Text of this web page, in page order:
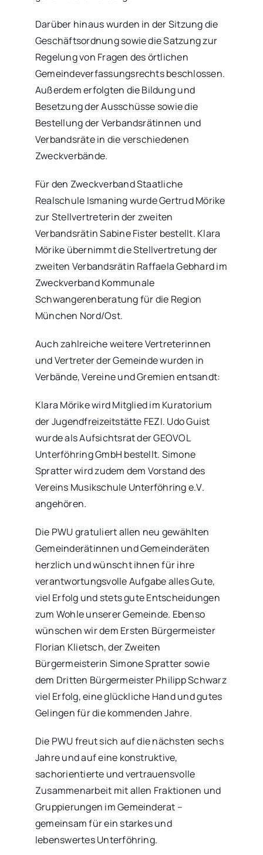
Darüber hinaus wurden in der Sitzung die
Geschäftsordnung sowie die Satzung zur
Regelung von Fragen des örtlichen
Gemeindeverfassungsrechts beschlossen.
Außerdem erfolgten die Bildung und
Besetzung der Ausschüsse sowie die
Bestellung der Verbandsrätinnen und
Verbandsräte in die verschiedenen
Zweckverbände.
Für den Zweckverband Staatliche
Realschule Ismaning wurde Gertrud Mörike
zur Stellvertreterin der zweiten
Verbandsrätin Sabine Fister bestellt. Klara
Mörike übernimmt die Stellvertretung der
zweiten Verbandsrätin Raffaela Gebhard im
Zweckverband Kommunale
Schwangerenberatung für die Region
München Nord/Ost.
Auch zahlreiche weitere Vertreterinnen
und Vertreter der Gemeinde wurden in
Verbände, Vereine und Gremien entsandt:
Klara Mörike wird Mitglied im Kuratorium
der Jugendfreizeitstätte FEZI. Udo Guist
wurde als Aufsichtsrat der GEOVOL
Unterföhring GmbH bestellt. Simone
Spratter wird zudem dem Vorstand des
Vereins Musikschule Unterföhring e.V.
angehören.
Die PWU gratuliert allen neu gewählten
Gemeinderätinnen und Gemeinderäten
herzlich und wünscht ihnen für ihre
verantwortungsvolle Aufgabe alles Gute,
viel Erfolg und stets gute Entscheidungen
zum Wohle unserer Gemeinde. Ebenso
wünschen wir dem Ersten Bürgermeister
Florian Klietsch, der Zweiten
Bürgermeisterin Simone Spratter sowie
dem Dritten Bürgermeister Philipp Schwarz
viel Erfolg, eine glückliche Hand und gutes
Gelingen für die kommenden Jahre.
Die PWU freut sich auf die nächsten sechs
Jahre und auf eine konstruktive,
sachorientierte und vertrauensvolle
Zusammenarbeit mit allen Fraktionen und
Gruppierungen im Gemeinderat –
gemeinsam für ein starkes und
lebenswertes Unterföhring.